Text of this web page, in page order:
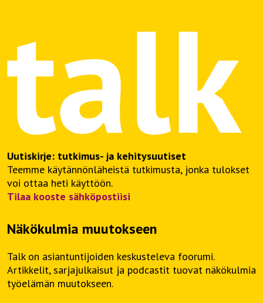
Uutiskirje: tutkimus- ja kehitysuutiset
Teemme käytännönläheistä tutkimusta, jonka tulokset
voi ottaa heti käyttöön.
Tilaa kooste sähköpostiisi
Näkökulmia muutokseen
Talk on asiantuntijoiden keskusteleva foorumi.
Artikkelit, sarjajulkaisut ja podcastit tuovat näkökulmia
työelämän muutokseen.